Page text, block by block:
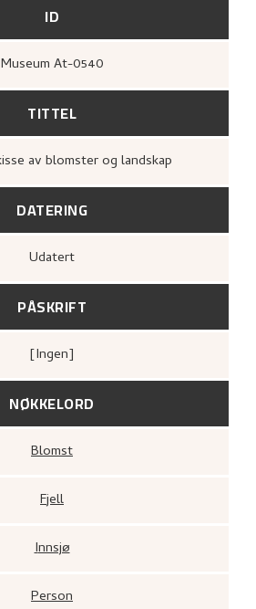
ID
Museum At-0540
TITTEL
av blomster og landskap
DATERING
Udatert
PÅSKRIFT
[ingen]
NØKKELORD
Blomst
Fjell
Innsjø
Person